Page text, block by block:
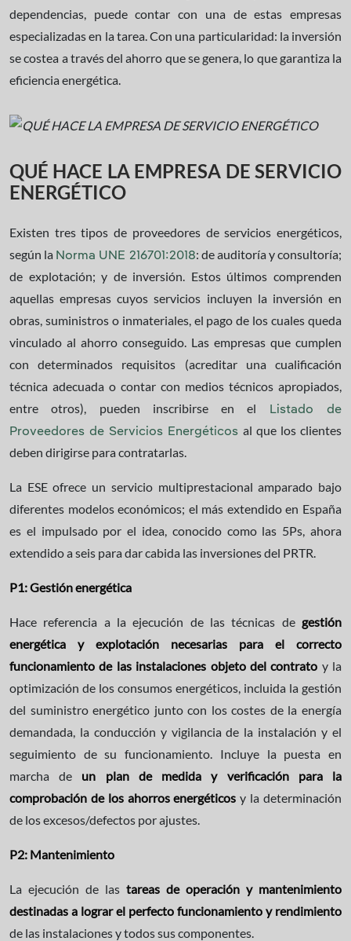
dependencias, puede contar con una de estas empresas
especializadas en la tarea. Con una particularidad: la inversión
se costea a través del ahorro que se genera, lo que garantiza la
eficiencia energética.
QUÉ HACE LA EMPRESA DE SERVICIO
ENERGÉTICO
Existen tres tipos de proveedores de servicios energéticos,
según la Norma UNE 216701:2018: de auditoría y consultoría;
de explotación; y de inversión. Estos últimos comprenden
aquellas empresas cuyos servicios incluyen la inversión en
obras, suministros o inmateriales, el pago de los cuales queda
vinculado al ahorro conseguido. Las empresas que cumplen
con determinados requisitos (acreditar una cualificación
técnica adecuada o contar con medios técnicos apropiados,
entre otros), pueden inscribirse en el
Listado de
Proveedores de Servicios Energéticos al que los clientes
deben dirigirse para contratarlas.
La ESE ofrece un servicio multiprestacional amparado bajo
diferentes modelos económicos; el más extendido en España
es el impulsado por el idea, conocido como las 5Ps, ahora
extendido a seis para dar cabida las inversiones del PRTR.
P1: Gestión energética
Hace referencia a la ejecución de las técnicas de gestión
energética y explotación necesarias para el correcto
funcionamiento de las instalaciones objeto del contrato y la
optimización de los consumos energéticos, incluida la gestión
del suministro energético junto con los costes de la energía
demandada, la conducción y vigilancia de la instalación y el
seguimiento de su funcionamiento. Incluye la puesta en
marcha de un plan de medida y verificación para la
comprobación de los ahorros energéticos y la determinación
de los excesos/defectos por ajustes.
P2: Mantenimiento
La ejecución de las tareas de operación y mantenimiento
destinadas a lograr el perfecto funcionamiento y rendimiento
de las instalaciones y todos sus componentes.